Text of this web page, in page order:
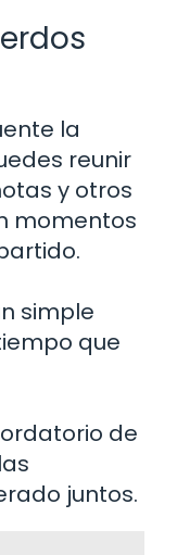
la
reunir
y otros
momentos
simple
que
de
juntos.